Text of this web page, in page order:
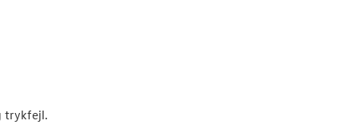
trykfejl.